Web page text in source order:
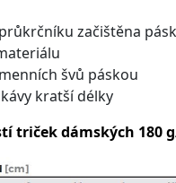
začištěna
švů páskou
kratší délky
triček dámských 180